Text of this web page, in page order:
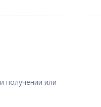
получении или